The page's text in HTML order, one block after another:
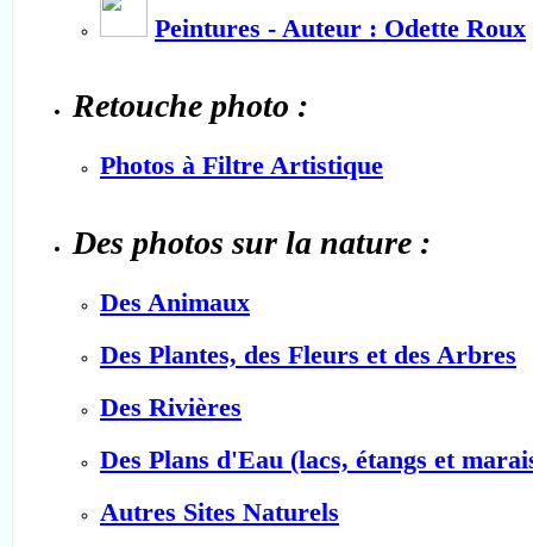
Peintures - Auteur : Odette Roux
Retouche photo :
Photos à Filtre Artistique
Des photos sur la nature :
Des Animaux
Des Plantes, des Fleurs et des Arbres
Des Rivières
Des Plans d'Eau (lacs, étangs et
Autres Sites Naturels